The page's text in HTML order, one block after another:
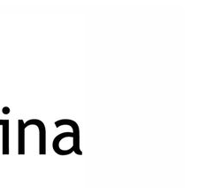
om syftet med reformen
– har uppnåtts.
varit att kartlägga och
ökningen av antalet